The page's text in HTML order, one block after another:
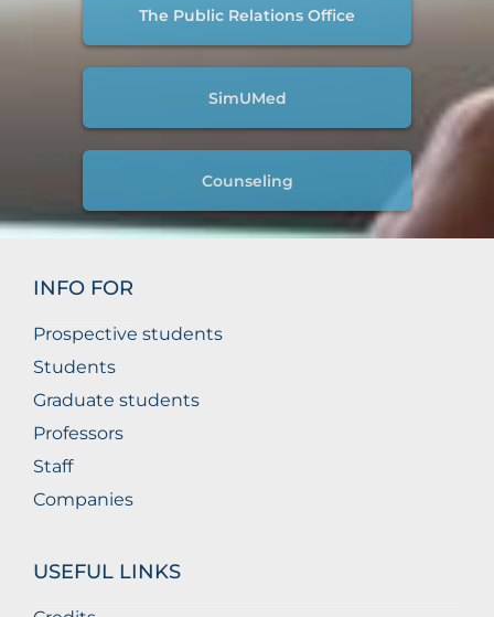
The Public Relations Office
SimUMed
Counseling
INFO FOR
Prospective students
Students
Graduate students
Professors
Staff
Companies
USEFUL LINKS